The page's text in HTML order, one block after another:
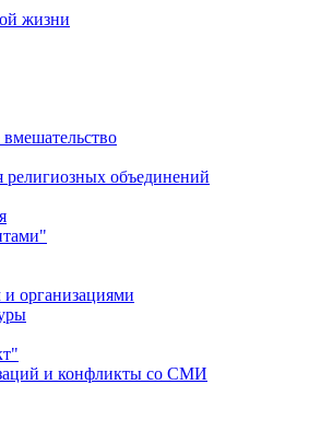
жизни
религиозных объединений
организациями
и конфликты со СМИ